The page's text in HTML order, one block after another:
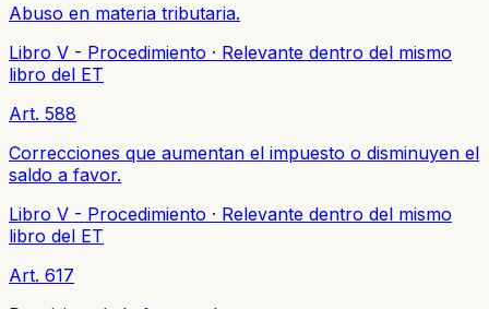
Abuso en materia tributaria.
Libro V - Procedimiento · Relevante dentro del mismo
libro del ET
Art. 588
Correcciones que aumentan el impuesto o disminuyen el
saldo a favor.
Libro V - Procedimiento · Relevante dentro del mismo
libro del ET
Art. 617